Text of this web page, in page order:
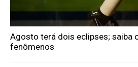
Agosto terá dois eclipses; saiba
fenômenos